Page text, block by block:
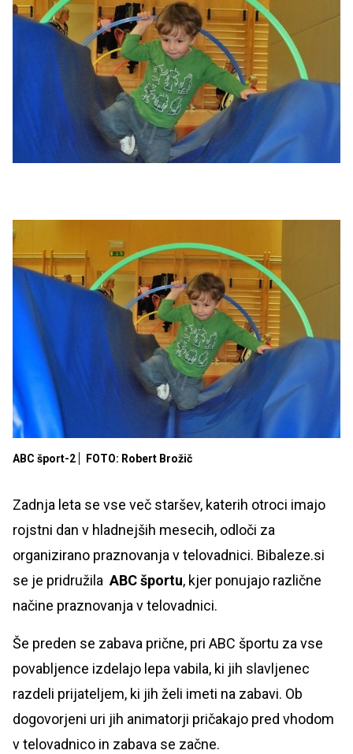
ABC šport-2 FOTO: Robert Brožič
Zadnja leta se vse več staršev, katerih otroci imajo
rojstni dan v hladnejših mesecih, odloči za
organizirano praznovanja v telovadnici. Bibaleze.si
se je pridružilaABC športu, kjer ponujajo različne
načine praznovanja v telovadnici.
Še preden se zabava prične, pri ABC športu za vse
povabljence izdelajo lepa vabila, ki jih slavljenec
razdeli prijateljem, ki jih želi imeti na zabavi. Ob
dogovorjeni uri jih animatorji pričakajo pred vhodom
v telovadnico in zabava se začne.